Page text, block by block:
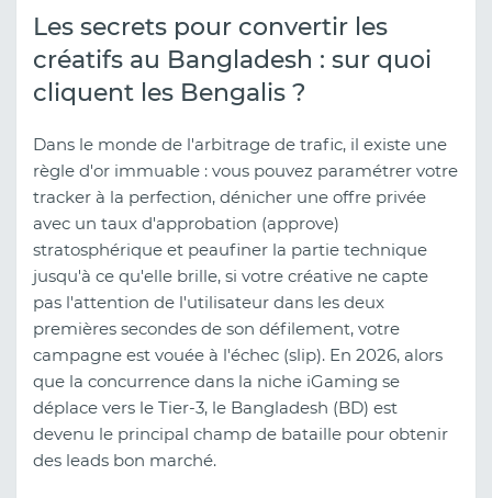
Les secrets pour convertir les
créatifs au Bangladesh : sur quoi
cliquent les Bengalis ?
Dans le monde de l'arbitrage de trafic, il existe une
règle d'or immuable : vous pouvez paramétrer votre
tracker à la perfection, dénicher une offre privée
avec un taux d'approbation (approve)
stratosphérique et peaufiner la partie technique
jusqu'à ce qu'elle brille, si votre créative ne capte
pas l'attention de l'utilisateur dans les deux
premières secondes de son défilement, votre
campagne est vouée à l'échec (slip). En 2026, alors
que la concurrence dans la niche iGaming se
déplace vers le Tier-3, le Bangladesh (BD) est
devenu le principal champ de bataille pour obtenir
des leads bon marché.